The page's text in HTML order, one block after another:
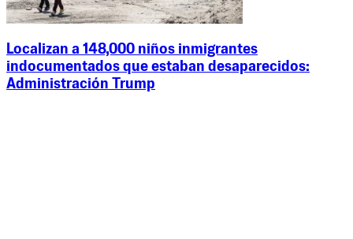
Localizan a 148,000 niños inmigrantes
indocumentados que estaban desaparecidos:
Administración Trump